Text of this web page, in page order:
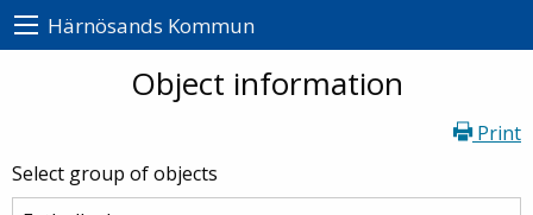
Härnösands Kommun
Object information
Print
Select group of objects